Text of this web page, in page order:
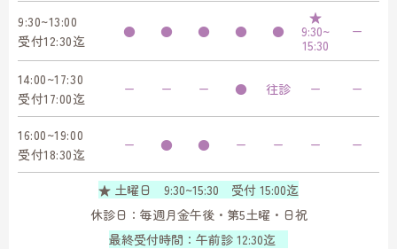
9:30~13:00
受付12:30迄
● ● ● ● ●
★
9:30~
15:30
ー
14:00~17:30
受付17:00迄
ー ー ー ● 往診 ー ー
16:00~19:00
受付18:30迄
ー ● ● ー ー ー ー
★ 土曜日 9:30~15:30 受付 15:00迄
休診日：毎週月金午後・第5土曜・日祝
最終受付時間：午前診 12:30迄